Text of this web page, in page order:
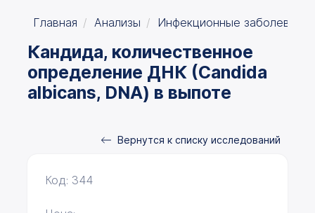
Главная Анализы Инфекционные заболевания
Кандида, количественное
определение ДНК (Candida
albicans, DNA) в выпоте
Вернутся к списку исследований
Код: 344